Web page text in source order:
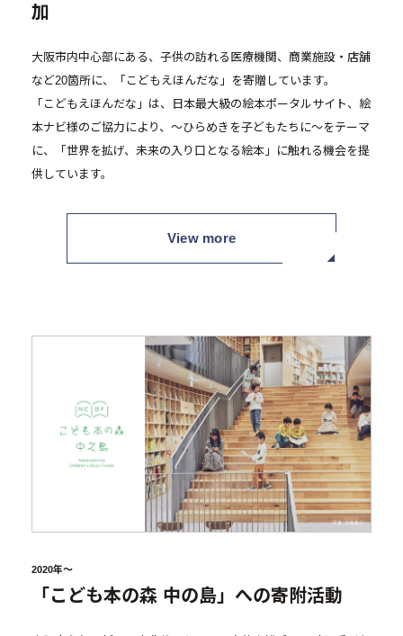
加
大阪市内中心部にある、子供の訪れる医療機関、商業施設・店舗
など20箇所に、「こどもえほんだな」を寄贈しています。
「こどもえほんだな」は、日本最大級の絵本ポータルサイト、絵
本ナビ様のご協力により、～ひらめきを子どもたちに～をテーマ
に、「世界を拡げ、未来の入り口となる絵本」に触れる機会を提
供しています。
View more
2020年～
「こども本の森 中の島」への寄附活動